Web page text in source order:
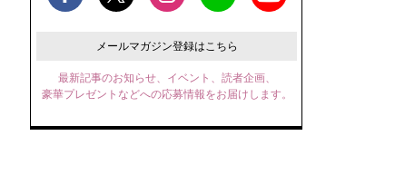
メールマガジン登録はこちら
最新記事のお知らせ、イベント、読者企画、
豪華プレゼントなどへの応募情報をお届けします。